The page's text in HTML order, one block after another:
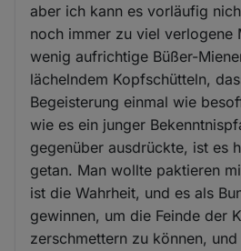
aber ich kann es vorläufig
noch immer zu viel verlogene
wenig aufrichtige Büßer-
lächelndem Kopfschütteln,
Begeisterung einmal wie
wie es ein junger
gegenüber ausdrückte, ist es
getan. Man wollte paktieren
ist die Wahrheit, und es als
gewinnen, um die Feinde der
zerschmettern zu können,